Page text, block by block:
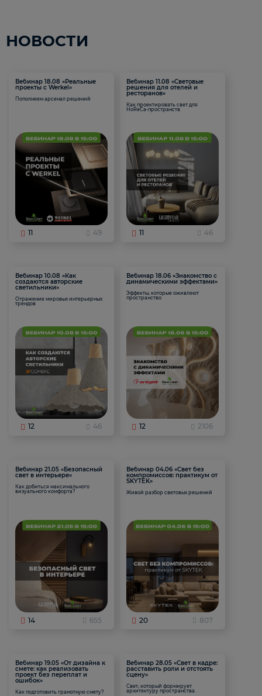
НОВОСТИ
Вебинар 18.08 «Реальные
проекты с Werkel»
Пополняем арсенал решений
11 49
Вебинар 11.08 «Световые
решения для отелей и
ресторанов»
Как проектировать свет для
HoReCa-пространств
11 46
Вебинар 10.08 «Как
создаются авторские
светильники»
Отражение мировых интерьерных
трендов
12 46
Вебинар 18.06 «Знакомство с
динамическими эффектами»
Эффекты, которые оживляют
пространство
12 2106
Вебинар 21.05 «Безопасный
свет в интерьере»
Как добиться максимального
визуального комфорта?
14 655
Вебинар 04.06 «Свет без
компромиссов: практикум от
SKYTEK»
Живой разбор световых решений
20 807
Вебинар 19.05 «От дизайна к
смете: как реализовать
проект без переплат и
ошибок»
Как подготовить грамотную смету?
Вебинар 28.05 «Свет в кадре:
расставить роли и отстоять
сцену»
Свет, который формирует
архитектуру пространства.